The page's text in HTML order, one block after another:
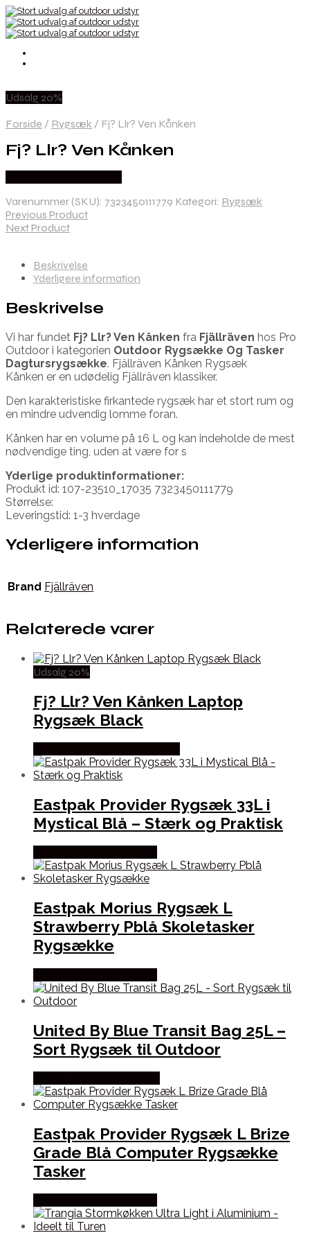
Udsalg 20%
Forside / Rygsæk / Fj? Llr? Ven Kånken
Fj? Llr? Ven Kånken
Varenummer (SKU): 7323450111779 Kategori: Rygsæk
Previous Product
Next Product
Beskrivelse
Yderligere information
Beskrivelse
Vi har fundet Fj? Llr? Ven Kånken fra Fjällräven hos Pro
Outdoor i kategorien Outdoor Rygsække Og Tasker
Dagtursrygsække. Fjällräven Kånken Rygsæk
Kånken er en udødelig Fjällräven klassiker.
Den karakteristiske firkantede rygsæk har et stort rum og
en mindre udvendig lomme foran.
Kånken har en volume på 16 L og kan indeholde de mest
nødvendige ting, uden at være for s
Yderlige produktinformationer:
Produkt id: 107-23510_17035 7323450111779
Størrelse:
Leveringstid: 1-3 hverdage
Yderligere information
Brand Fjällräven
Relaterede varer
Udsalg 20%
Fj? Llr? Ven Kånken Laptop
Rygsæk Black
Eastpak Provider Rygsæk 33L i
Mystical Blå – Stærk og Praktisk
Eastpak Morius Rygsæk L
Strawberry Pblå Skoletasker
Rygsække
United By Blue Transit Bag 25L –
Sort Rygsæk til Outdoor
Eastpak Provider Rygsæk L Brize
Grade Blå Computer Rygsække
Tasker